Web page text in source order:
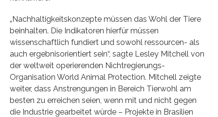
„Nachhaltigkeitskonzepte müssen das Wohl der Tiere
beinhalten. Die Indikatoren hierfür müssen
wissenschaftlich fundiert und sowohl ressourcen- als
auch ergebnisorientiert sein“, sagte Lesley Mitchell von
der weltweit operierenden Nichtregierungs-
Organisation World Animal Protection. Mitchell zeigte
weiter, dass Anstrengungen in Bereich Tierwohl am
besten zu erreichen seien, wenn mit und nicht gegen
die Industrie gearbeitet würde – Projekte in Brasilien